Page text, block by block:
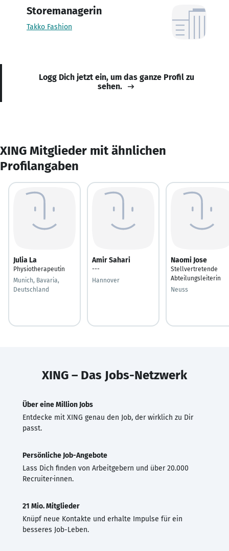
Storemanagerin
Takko Fashion
Logg Dich jetzt ein, um das ganze Profil zu
sehen.
XING Mitglieder mit ähnlichen
Profilangaben
Julia La
Physiotherapeutin
Munich, Bavaria,
Deutschland
Amir Sahari
---
Hannover
Naomi Jose
Stellvertretende
Abteilungsleiterin
Neuss
XING – Das Jobs-Netzwerk
Über eine Million Jobs
Entdecke mit XING genau den Job, der wirklich zu Dir
passt.
Persönliche Job-Angebote
Lass Dich finden von Arbeitgebern und über 20.000
Recruiter·innen.
21 Mio. Mitglieder
Knüpf neue Kontakte und erhalte Impulse für ein
besseres Job-Leben.